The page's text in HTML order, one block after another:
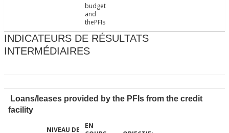
budget
and
thePFIs
INDICATEURS DE RÉSULTATS
INTERMÉDIAIRES
Loans/leases provided by the PFIs from the credit
facility